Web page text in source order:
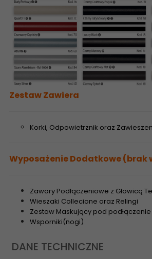
Zestaw Zawiera
Korki, Odpowietrznik oraz
Wyposażenie Dodatkowe (brak
Zawory Podłączeniowe z Głowicą
Wieszaki Collecione oraz Relingi
Zestaw Maskujący pod
Wsporniki(nogi)
DANE TECHNICZNE